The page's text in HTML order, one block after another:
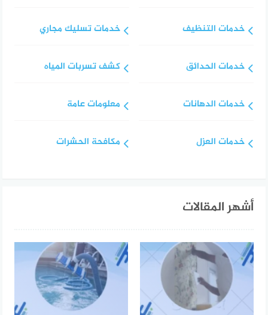
خدمات التنظيف
خدمات الحدائق
خدمات الدهانات
خدمات العزل
خدمات تسليك مجاري
كشف تسربات المياه
معلومات عامة
مكافحة الحشرات
أشهر المقالات